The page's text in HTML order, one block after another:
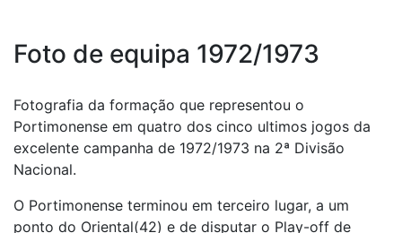
Foto de equipa 1972/1973
Fotografia da formação que representou o
Portimonense em quatro dos cinco ultimos jogos da
excelente campanha de 1972/1973 na 2ª Divisão
Nacional.
O Portimonense terminou em terceiro lugar, a um
ponto do Oriental(42) e de disputar o Play-off de